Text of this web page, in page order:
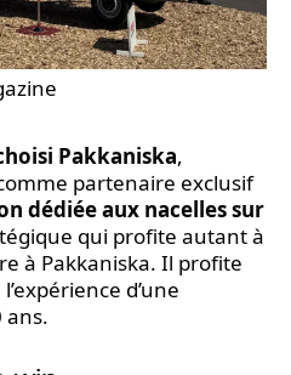
Pakkaniska,
partenaire exclusif
dédiée aux nacelles sur
qui profite autant à
à Pakkaniska. Il profite
d’une
ans.